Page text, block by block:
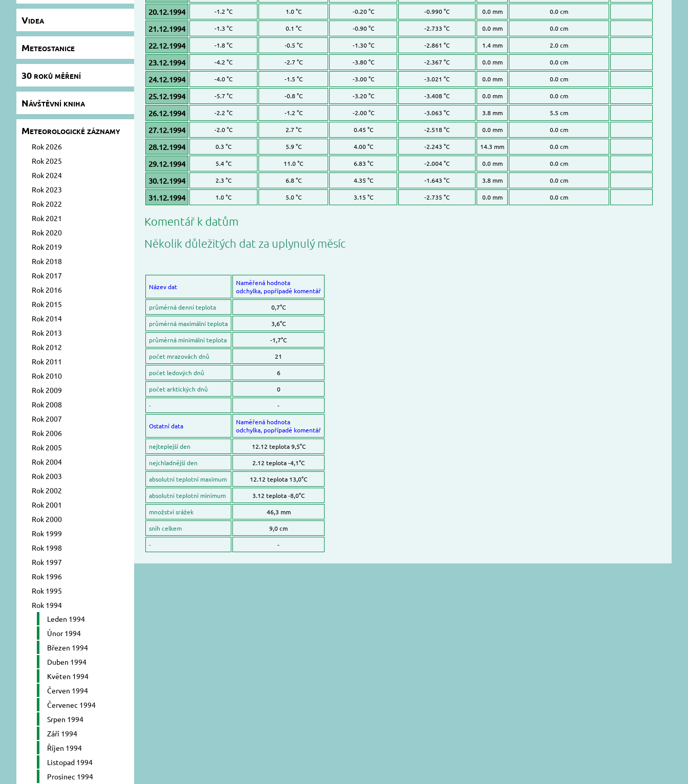
Videa
Meteostanice
30 roků měření
Návštěvní kniha
Meteorologické záznamy
Rok 2026
Rok 2025
Rok 2024
Rok 2023
Rok 2022
Rok 2021
Rok 2020
Rok 2019
Rok 2018
Rok 2017
Rok 2016
Rok 2015
Rok 2014
Rok 2013
Rok 2012
Rok 2011
Rok 2010
Rok 2009
Rok 2008
Rok 2007
Rok 2006
Rok 2005
Rok 2004
Rok 2003
Rok 2002
Rok 2001
Rok 2000
Rok 1999
Rok 1998
Rok 1997
Rok 1996
Rok 1995
Rok 1994
Leden 1994
Únor 1994
Březen 1994
Duben 1994
Květen 1994
Červen 1994
Červenec 1994
Srpen 1994
Září 1994
Říjen 1994
Listopad 1994
Prosinec 1994
20.12.1994 -1.2 °C 1.0 °C -0.20 °C -0.990 °C 0.0 mm 0.0 cm
21.12.1994 -1.3 °C 0.1 °C -0.90 °C -2.733 °C 0.0 mm 0.0 cm
22.12.1994 -1.8 °C -0.5 °C -1.30 °C -2.861 °C 1.4 mm 2.0 cm
23.12.1994 -4.2 °C -2.7 °C -3.80 °C -2.367 °C 0.0 mm 0.0 cm
24.12.1994 -4.0 °C -1.5 °C -3.00 °C -3.021 °C 0.0 mm 0.0 cm
25.12.1994 -5.7 °C -0.8 °C -3.20 °C -3.408 °C 0.0 mm 0.0 cm
26.12.1994 -2.2 °C -1.2 °C -2.00 °C -3.063 °C 3.8 mm 5.5 cm
27.12.1994 -2.0 °C 2.7 °C 0.45 °C -2.518 °C 0.0 mm 0.0 cm
28.12.1994 0.3 °C 5.9 °C 4.00 °C -2.243 °C 14.3 mm 0.0 cm
29.12.1994 5.4 °C 11.0 °C 6.83 °C -2.004 °C 0.0 mm 0.0 cm
30.12.1994 2.3 °C 6.8 °C 4.35 °C -1.643 °C 3.8 mm 0.0 cm
31.12.1994 1.0 °C 5.0 °C 3.15 °C -2.735 °C 0.0 mm 0.0 cm
Komentář k datům
Několik důležitých dat za uplynulý měsíc
Název dat
Naměřená hodnota
odchylka, popřípadě komentář
průměrná denní teplota
0,7°C
průměrná maximální teplota
3,6°C
průměrná minimální teplota
-1,7°C
počet mrazovách dnů
21
počet ledových dnů
6
počet arktických dnů
0
-
-
Ostatní data
Naměřená hodnota
odchylka, popřípadě komentář
nejteplejší den
12.12 teplota 9,5°C
nejchladnější den
2.12 teplota -4,1°C
absolutní teplotní maximum
12.12 teplota 13,0°C
absolutní teplotní minimum
3.12 teplota -8,0°C
množství srážek
46,3 mm
snih celkem
9,0 cm
-
-